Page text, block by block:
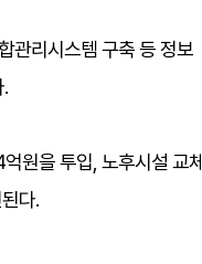
관리시스템 구축 등 정보
원을 투입, 노후시설 교체
다.